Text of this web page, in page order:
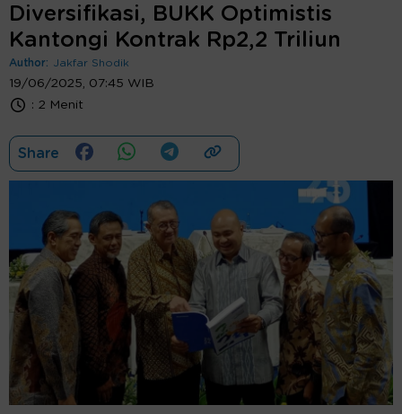
Diversifikasi, BUKK Optimistis
Kantongi Kontrak Rp2,2 Triliun
Author: Jakfar Shodik
19/06/2025, 07:45 WIB
: 2 Menit
Share